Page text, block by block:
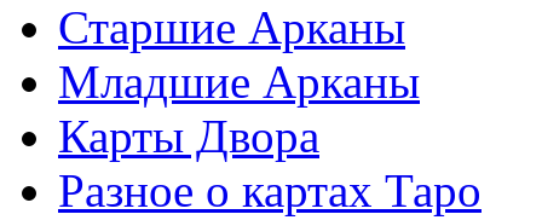
Старшие Арканы
Младшие Арканы
Карты Двора
Разное о картах Таро